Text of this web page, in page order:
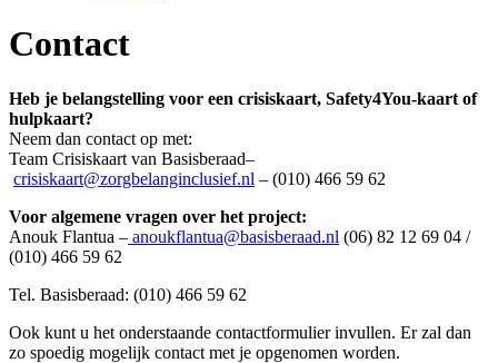
Contact
Heb je belangstelling voor een crisiskaart, Safety4You-kaart of
hulpkaart?
Neem dan contact op met:
Team Crisiskaart van Basisberaad–
crisiskaart@zorgbelanginclusief.nl – (010) 466 59 62
Voor algemene vragen over het project:
Anouk Flantua – anoukflantua@basisberaad.nl (06) 82 12 69 04 /
(010) 466 59 62
Tel. Basisberaad: (010) 466 59 62
Ook kunt u het onderstaande contactformulier invullen. Er zal dan
zo spoedig mogelijk contact met je opgenomen worden.